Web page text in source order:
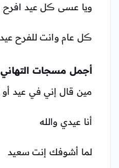
ويا عسى ڪل عيد
ڪل عام وانت للفرح عيد
أجمل مسجات
مين قال إني في عيد
أنا عيدي والله
لما أشوفك إنت سعيد